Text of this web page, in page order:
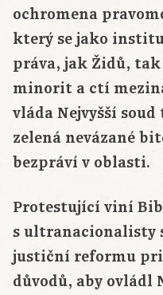
ochromena
který se jako
práva, jak Židů,
minorit a ctí
vláda Nejvyšší
zelená nevázané
bezpráví v oblasti.
Protestující viní
s ultranacionalisty
justiční reformu
důvodů, aby ovládl